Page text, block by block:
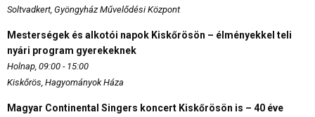
Soltvadkert, Gyöngyház Művelődési Központ
Mesterségek és alkotói napok Kiskőrösön – élményekkel teli
nyári program gyerekeknek
Holnap, 09:00 - 15:00
Kiskőrös, Hagyományok Háza
Magyar Continental Singers koncert Kiskőrösön is – 40 éve